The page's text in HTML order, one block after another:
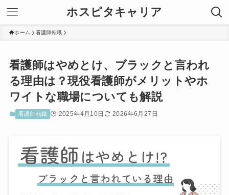
ホスピタキャリア
ホーム 看護師転職
看護師はやめとけ、ブラックと言われ
る理由は？現役看護師がメリットやホ
ワイトな職場についても解説
看護師転職 2025年4月10日 2026年6月27日